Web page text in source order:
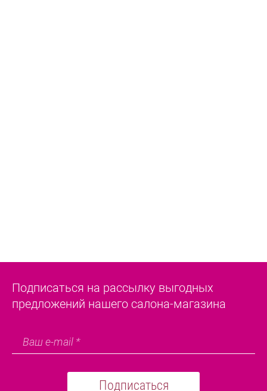
Подписаться на рассылку выгодных
предложений нашего салона-магазина
Подписаться